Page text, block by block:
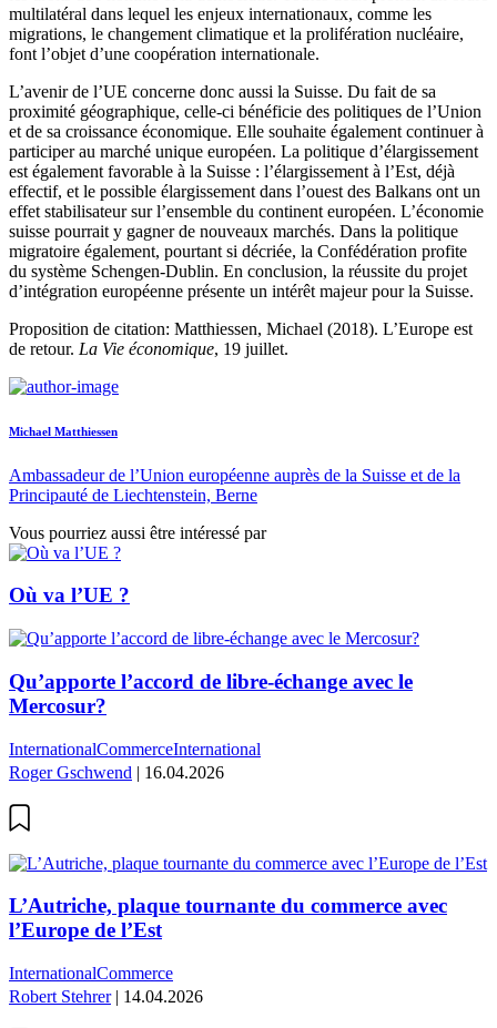
multilatéral dans lequel les enjeux internationaux, comme les
migrations, le changement climatique et la prolifération nucléaire,
font l’objet d’une coopération internationale.
L’avenir de l’UE concerne donc aussi la Suisse. Du fait de sa
proximité géographique, celle-ci bénéficie des politiques de l’Union
et de sa croissance économique. Elle souhaite également continuer à
participer au marché unique européen. La politique d’élargissement
est également favorable à la Suisse : l’élargissement à l’Est, déjà
effectif, et le possible élargissement dans l’ouest des Balkans ont un
effet stabilisateur sur l’ensemble du continent européen. L’économie
suisse pourrait y gagner de nouveaux marchés. Dans la politique
migratoire également, pourtant si décriée, la Confédération profite
du système Schengen-Dublin. En conclusion, la réussite du projet
d’intégration européenne présente un intérêt majeur pour la Suisse.
Proposition de citation: Matthiessen, Michael (2018). L’Europe est
de retour. La Vie économique, 19 juillet.
Michael Matthiessen
Ambassadeur de l’Union européenne auprès de la Suisse et de la
Principauté de Liechtenstein, Berne
Vous pourriez aussi être intéressé par
Où va l’UE ?
Qu’apporte l’accord de libre-échange avec le
Mercosur?
InternationalCommerceInternational
Roger Gschwend | 16.04.2026
L’Autriche, plaque tournante du commerce avec
l’Europe de l’Est
InternationalCommerce
Robert Stehrer| 14.04.2026